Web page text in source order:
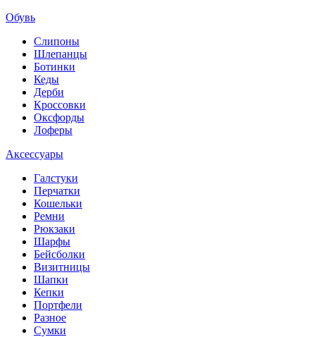
Обувь
Слипоны
Шлепанцы
Ботинки
Кеды
Дерби
Кроссовки
Оксфорды
Лоферы
Аксессуары
Галстуки
Перчатки
Кошельки
Ремни
Рюкзаки
Шарфы
Бейсболки
Визитницы
Шапки
Кепки
Портфели
Разное
Сумки